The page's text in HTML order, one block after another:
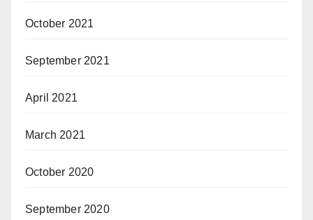
October 2021
September 2021
April 2021
March 2021
October 2020
September 2020